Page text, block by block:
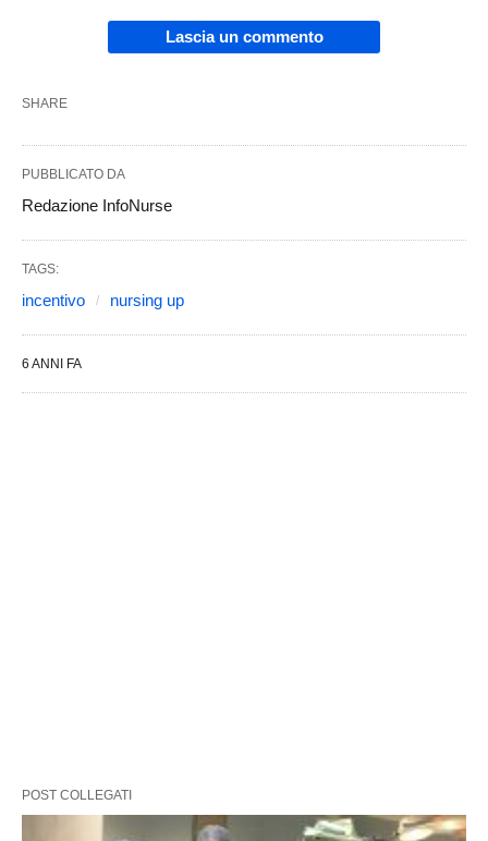
Lascia un commento
SHARE
PUBBLICATO DA
Redazione InfoNurse
TAGS:
incentivo nursing up
6 ANNI FA
POST COLLEGATI